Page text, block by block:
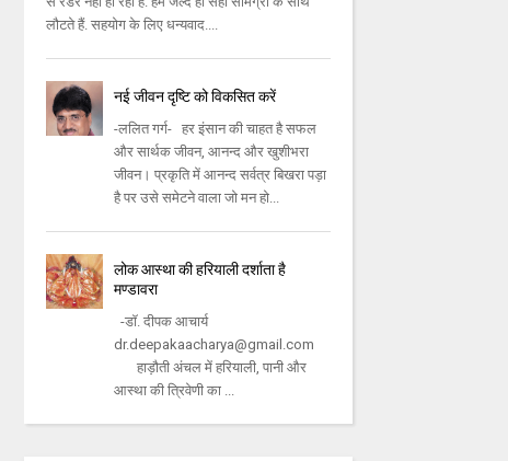
लौटते हैं. सहयोग के लिए धन्यवाद....
नई जीवन दृष्टि को विकसित करें
-ललित गर्ग- हर इंसान की चाहत है सफल
और सार्थक जीवन, आनन्द और खुशीभरा
जीवन। प्रकृति में आनन्द सर्वत्र बिखरा पड़ा
है पर उसे समेटने वाला जो मन हो...
लोक आस्था की हरियाली दर्शाता है
मण्डावरा
-डॉ. दीपक आचार्य
dr.deepakaacharya@gmail.com
हाड़ौती अंचल में हरियाली, पानी और
आस्था की त्रिवेणी का ...